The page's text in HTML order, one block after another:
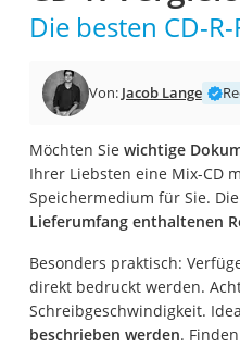
Die besten CD-
Von: Jacob Lange
Möchten Sie wichtige
Ihrer Liebsten eine Mix-CD
Speichermedium für Sie.
Lieferumfang enthaltenen
Besonders praktisch:
direkt bedruckt werden.
Schreibgeschwindigkeit.
beschrieben werden.